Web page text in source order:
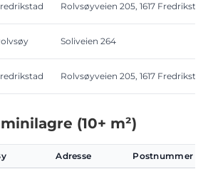
Rolvsøyveien 205, 1617
Soliveien 264
Rolvsøyveien 205, 1617
(10+ m²)
Adresse Postnummer